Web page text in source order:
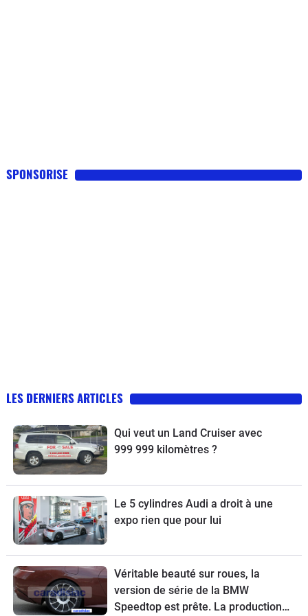
SPONSORISE
LES DERNIERS ARTICLES
Qui veut un Land Cruiser avec
999 999 kilomètres ?
Le 5 cylindres Audi a droit à une
expo rien que pour lui
Véritable beauté sur roues, la
version de série de la BMW
Speedtop est prête. La production